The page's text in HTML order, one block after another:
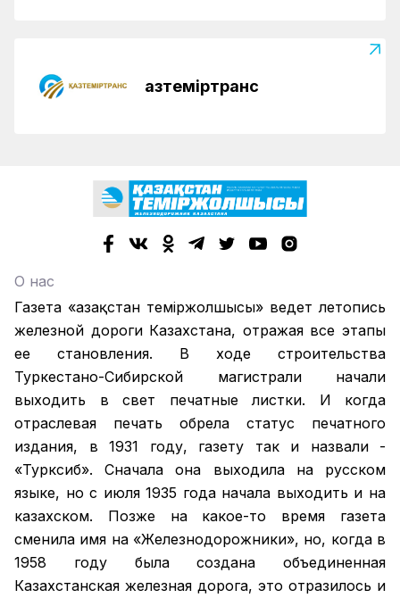
Қазтеміртранс
О нас
Газета «Қазақстан теміржолшысы» ведет летопись
железной дороги Казахстана, отражая все этапы
ее становления. В ходе строительства
Туркестано-Сибирской магистрали начали
выходить в свет печатные листки. И когда
отраслевая печать обрела статус печатного
издания, в 1931 году, газету так и назвали -
«Турксиб». Сначала она выходила на русском
языке, но с июля 1935 года начала выходить и на
казахском. Позже на какое-то время газета
сменила имя на «Железнодорожники», но, когда в
1958 году была создана объединенная
Казахстанская железная дорога, это отразилось и